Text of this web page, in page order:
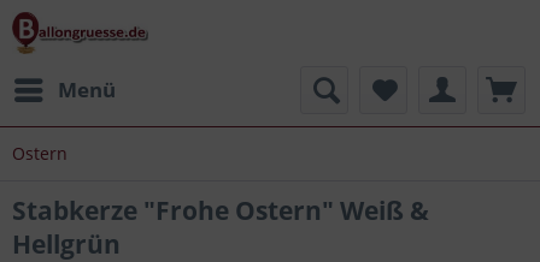
Menü
Ostern
Stabkerze "Frohe Ostern" Weiß &
Hellgrün